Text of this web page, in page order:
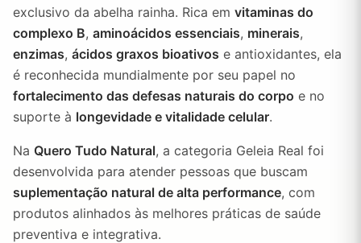
exclusivo da abelha rainha. Rica em vitaminas do
complexo B, aminoácidos essenciais, minerais,
enzimas, ácidos graxos bioativos e antioxidantes, ela
é reconhecida mundialmente por seu papel no
fortalecimento das defesas naturais do corpo e no
suporte à longevidade e vitalidade celular.
Na Quero Tudo Natural, a categoria Geleia Real foi
desenvolvida para atender pessoas que buscam
suplementação natural de alta performance, com
produtos alinhados às melhores práticas de saúde
preventiva e integrativa.